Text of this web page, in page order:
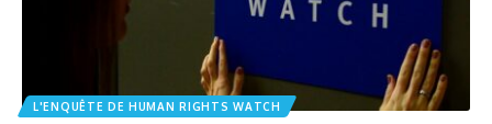
L'ENQUÊTE DE HUMAN RIGHTS WATCH